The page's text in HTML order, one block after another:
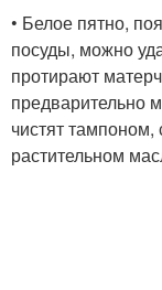
• Белое пятно,
посуды, можно
протирают
предварительно
чистят
растительном